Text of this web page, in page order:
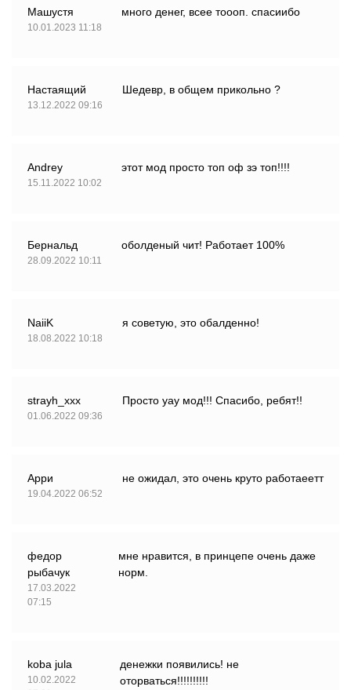
Машустя
10.01.2023 11:18
много денег, всее тоооп. спасиибо
Настаящий
13.12.2022 09:16
Шедевр, в общем прикольно ?
Andrey
15.11.2022 10:02
этот мод просто топ оф зэ топ!!!!
Бернальд
28.09.2022 10:11
оболденый чит! Работает 100%
NaiiK
18.08.2022 10:18
я советую, это обалденно!
strayh_xxx
01.06.2022 09:36
Просто уау мод!!! Спасибо, ребят!!
Арри
19.04.2022 06:52
не ожидал, это очень круто работаеетт
федор
рыбачук
17.03.2022
07:15
мне нравится, в принцепе очень даже
норм.
koba jula
10.02.2022
денежки появились! не
оторваться!!!!!!!!!!